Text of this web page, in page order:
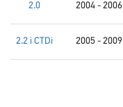
2.0 2004 - 2006
2.2 i CTDi 2005 - 2009